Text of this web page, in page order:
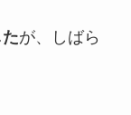
が、しばら